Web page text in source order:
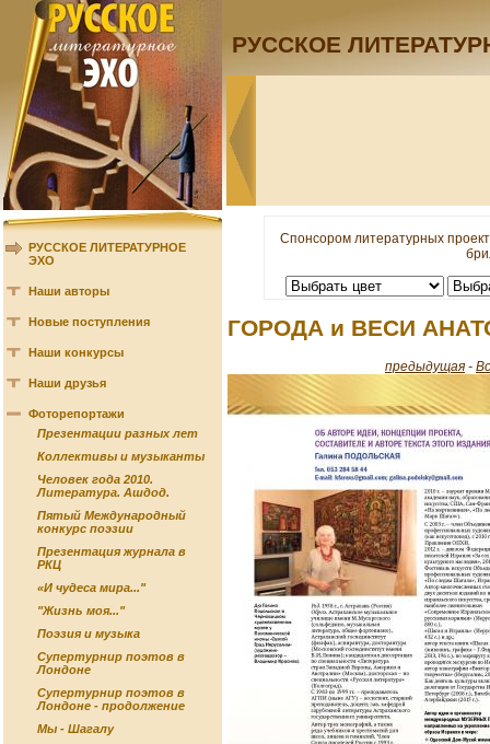
РУССКОЕ
РУССКОЕ ЛИТЕРАТУРНОЕ
ЭХО
Наши авторы
Новые поступления
Наши конкурсы
Наши друзья
Фоторепортажи
Презентации разных лет
Коллективы и музыканты
Человек года 2010.
Литература. Ашдод.
Пятый Международный
конкурс поэзии
Презентация журнала в
РКЦ
«И чудеса мира..."
"Жизнь моя..."
Поэзия и музыка
Супертурнир поэтов в
Лондоне
Супертурнир поэтов в
Лондоне - продолжение
Мы - Шагалу
Спонсором литературных
ГОРОДА и ВЕСИ
предыдущая -